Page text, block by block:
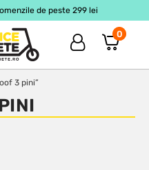
de peste 299 lei
0
3 pini”